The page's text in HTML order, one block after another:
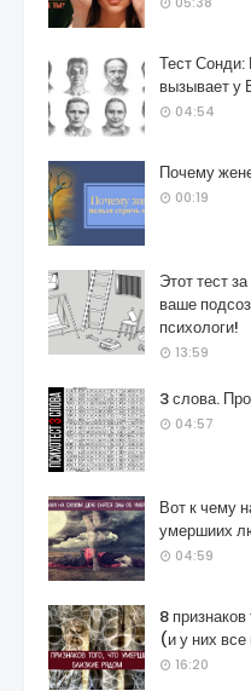
Тест Сонди:
вызывает у
04:54
Почему
00:19
Этот тест
ваше
психологи!
13:59
3 слова.
04:57
Вот к чему
умершиих
04:59
8
(и у них
16:20